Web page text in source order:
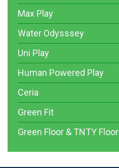
Max Play
Water Odysssey
Uni Play
Human Powered Play
Ceria
Green Fit
Green Floor & TNTY Floor